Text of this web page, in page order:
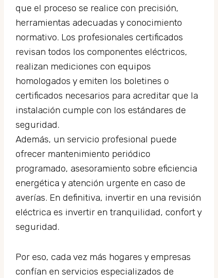
que el proceso se realice con precisión,
herramientas adecuadas y conocimiento
normativo. Los profesionales certificados
revisan todos los componentes eléctricos,
realizan mediciones con equipos
homologados y emiten los boletines o
certificados necesarios para acreditar que la
instalación cumple con los estándares de
seguridad.
Además, un servicio profesional puede
ofrecer mantenimiento periódico
programado, asesoramiento sobre eficiencia
energética y atención urgente en caso de
averías. En definitiva, invertir en una revisión
eléctrica es invertir en tranquilidad, confort y
seguridad.
Por eso, cada vez más hogares y empresas
confían en servicios especializados de